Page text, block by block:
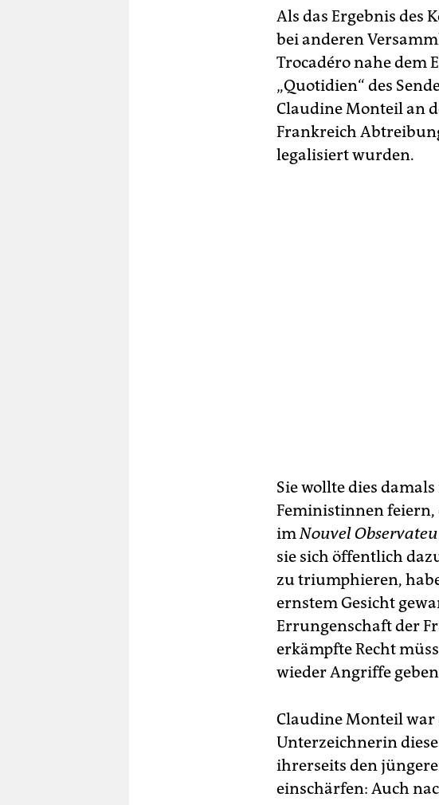
Als das Ergebnis des
bei anderen
Trocadéro nahe dem
„Quotidien“ des
Claudine Monteil an
Frankreich
legalisiert wurden.
Sie wollte dies
Feministinnen feiern,
imNouvel
sie sich öffentlich
zu triumphieren,
ernstem Gesicht
Errungenschaft der
erkämpfte Recht
wieder Angriffe
Claudine Monteil war
Unterzeichnerin
ihrerseits den
einschärfen: Auch